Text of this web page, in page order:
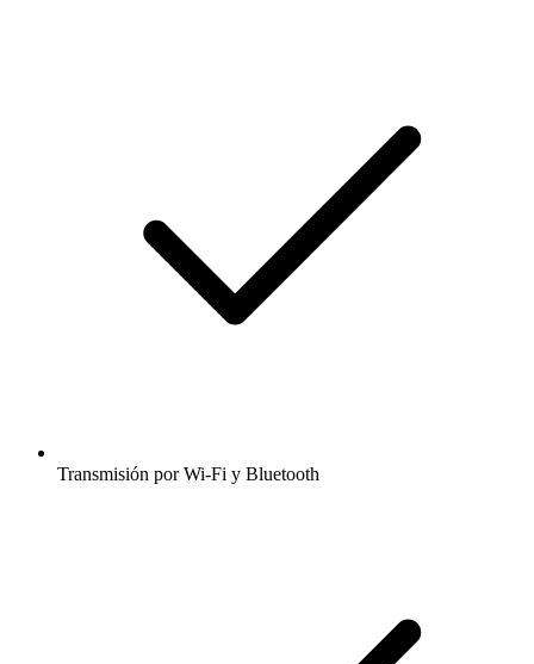
Transmisión por Wi-Fi y Bluetooth